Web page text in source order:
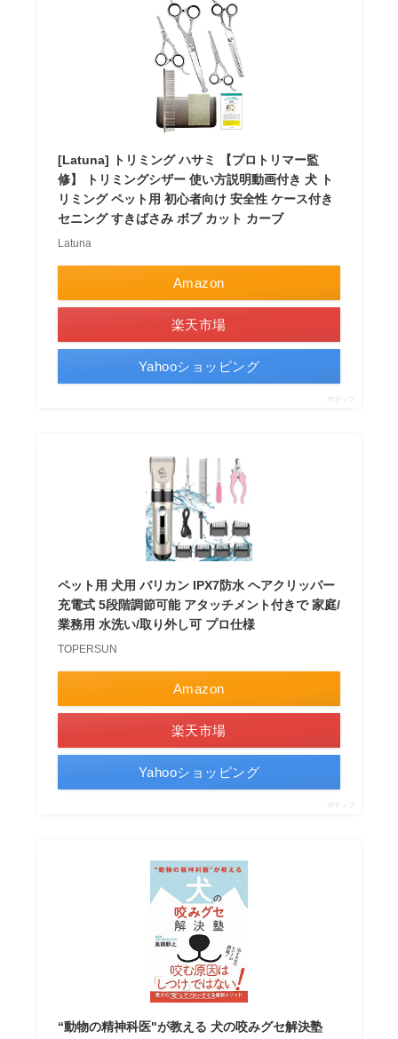
[Latuna] トリミング ハサミ 【プロトリマー監
修】 トリミングシザー 使い方説明動画付き 犬 ト
リミング ペット用 初心者向け 安全性 ケース付き
セニング すきばさみ ボブ カット カーブ
Latuna
Amazon
楽天市場
Yahooショッピング
ポチップ
ペット用 犬用 バリカン IPX7防水 ヘアクリッパー
充電式 5段階調節可能 アタッチメント付きで 家庭/
業務用 水洗い/取り外し可 プロ仕様
TOPERSUN
Amazon
楽天市場
Yahooショッピング
ポチップ
“動物の精神科医"が教える 犬の咬みグセ解決塾